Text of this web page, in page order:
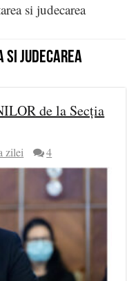
si judecarea
si judecarea
de la Secția
zilei 4